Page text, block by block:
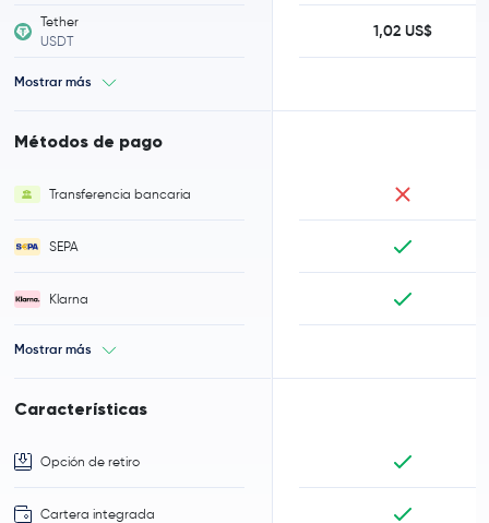
Tether
USDT
Mostrar más
Métodos de pago
Transferencia bancaria
SEPA
Klarna
Mostrar más
Características
Opción de retiro
Cartera integrada
1,02 US$